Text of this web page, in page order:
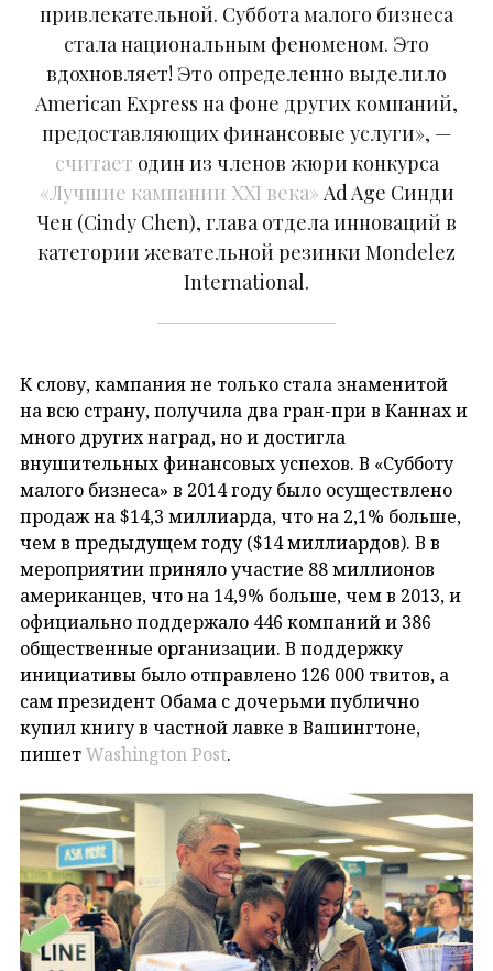
привлекательной. Суббота малого бизнеса
стала национальным феноменом. Это
вдохновляет! Это определенно выделило
American Express на фоне других компаний,
предоставляющих финансовые услуги», —
считает один из членов жюри конкурса
«Лучшие кампании XXI века» Ad Age Синди
Чен (Cindy Chen), глава отдела инноваций в
категории жевательной резинки Mondelez
International.
К слову, кампания не только стала знаменитой
на всю страну, получила два гран-при в Каннах и
много других наград, но и достигла
внушительных финансовых успехов. В «Субботу
малого бизнеса» в 2014 году было осуществлено
продаж на $14,3 миллиарда, что на 2,1% больше,
чем в предыдущем году ($14 миллиардов). В в
мероприятии приняло участие 88 миллионов
американцев, что на 14,9% больше, чем в 2013, и
официально поддержало 446 компаний и 386
общественные организации. В поддержку
инициативы было отправлено 126 000 твитов, а
сам президент Обама с дочерьми публично
купил книгу в частной лавке в Вашингтоне,
пишетWashington Post.